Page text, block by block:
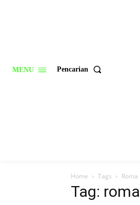
MENU Pencarian
Home Tags Roma
Tag: roma